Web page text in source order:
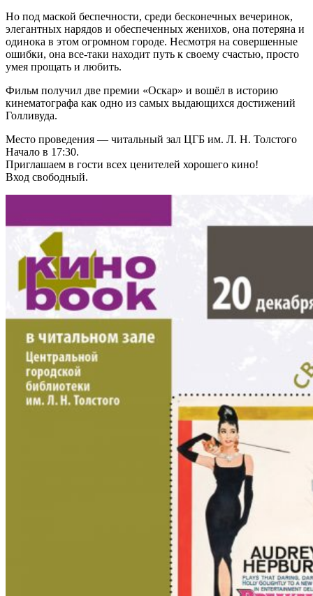
Но под маской беспечности, среди бесконечных вечеринок,
элегантных нарядов и обеспеченных женихов, она потеряна и
одинока в этом огромном городе. Несмотря на совершенные
ошибки, она все-таки находит путь к своему счастью, просто
умея прощать и любить.
Фильм получил две премии «Оскар» и вошёл в историю
кинематографа как одно из самых выдающихся достижений
Голливуда.
Место проведения — читальный зал ЦГБ им. Л. Н. Толстого
Начало в 17:30.
Приглашаем в гости всех ценителей хорошего кино!
Вход свободный.